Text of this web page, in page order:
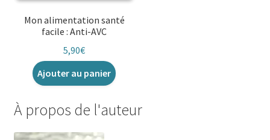
Mon alimentation santé
facile : Anti-AVC
5,90€
Ajouter au panier
À propos de l'auteur